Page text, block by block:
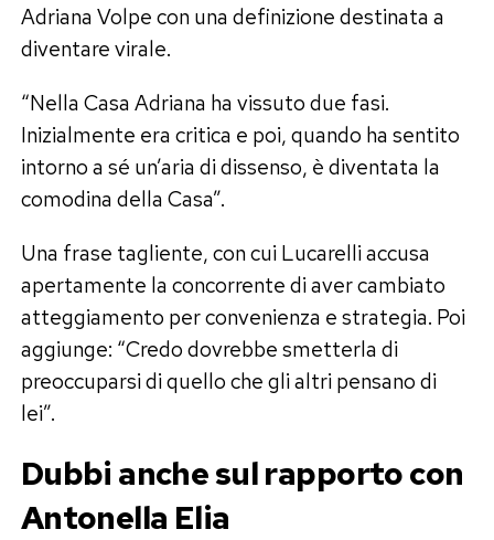
Adriana Volpe con una definizione destinata a
diventare virale.
“Nella Casa Adriana ha vissuto due fasi.
Inizialmente era critica e poi, quando ha sentito
intorno a sé un’aria di dissenso, è diventata la
comodina della Casa”.
Una frase tagliente, con cui Lucarelli accusa
apertamente la concorrente di aver cambiato
atteggiamento per convenienza e strategia. Poi
aggiunge: “Credo dovrebbe smetterla di
preoccuparsi di quello che gli altri pensano di
lei”.
Dubbi anche sul rapporto con
Antonella Elia